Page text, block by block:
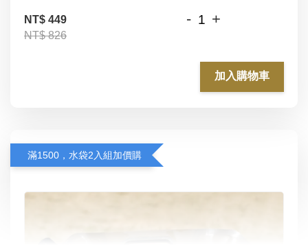
NT$ 449
NT$ 826
- +
加入購物車
滿1500，水袋2入組加價購